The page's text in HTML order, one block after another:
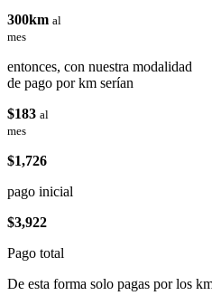
300km al
mes
entonces, con nuestra modalidad
de pago por km serían
$183 al
mes
$1,726
pago inicial
$3,922
Pago total
De esta forma solo pagas por los